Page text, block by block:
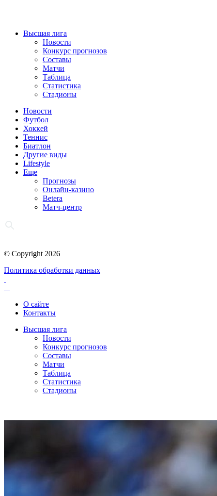
Высшая лига
Новости
Конкурс прогнозов
Составы
Матчи
Таблица
Статистика
Стадионы
Новости
Футбол
Хоккей
Теннис
Биатлон
Другие виды
Lifestyle
Еще
Прогнозы
Онлайн-казино
Betera
Матч-центр
© Copyright 2026
Политика обработки данных
О сайте
Контакты
Высшая лига
Новости
Конкурс прогнозов
Составы
Матчи
Таблица
Статистика
Стадионы